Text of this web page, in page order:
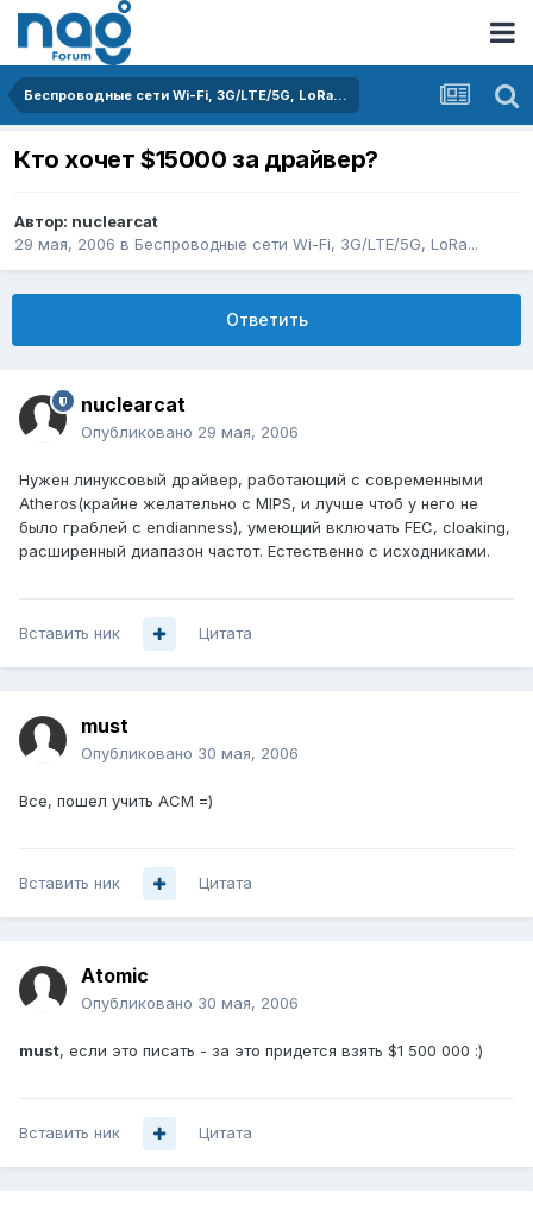
Беспроводные сети Wi-Fi, 3G/LTE/5G, LoRa...
Кто хочет $15000 за драйвер?
Автор: nuclearcat
29 мая, 2006 в Беспроводные сети Wi-Fi, 3G/LTE/5G, LoRa...
Ответить
nuclearcat
Опубликовано 29 мая, 2006
Нужен линуксовый драйвер, работающий с современными
Atheros(крайне желательно с MIPS, и лучше чтоб у него не
было граблей с endianness), умеющий включать FEC, cloaking,
расширенный диапазон частот. Естественно с исходниками.
Вставить ник Цитата
must
Опубликовано 30 мая, 2006
Все, пошел учить АСМ =)
Вставить ник Цитата
Atomic
Опубликовано 30 мая, 2006
must, если это писать - за это придется взять $1 500 000 :)
Вставить ник Цитата